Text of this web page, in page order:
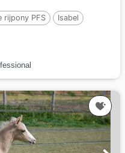
rijpony PFS
Isabel